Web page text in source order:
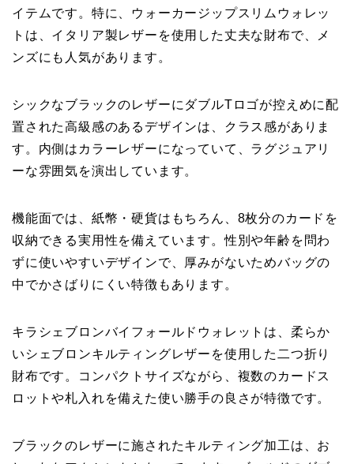
イテムです。特に、ウォーカージップスリムウォレッ
トは、イタリア製レザーを使用した丈夫な財布で、メ
ンズにも人気があります。
シックなブラックのレザーにダブルTロゴが控えめに配
置された高級感のあるデザインは、クラス感がありま
す。内側はカラーレザーになっていて、ラグジュアリ
ーな雰囲気を演出しています。
機能面では、紙幣・硬貨はもちろん、8枚分のカードを
収納できる実用性を備えています。性別や年齢を問わ
ずに使いやすいデザインで、厚みがないためバッグの
中でかさばりにくい特徴もあります。
キラシェブロンバイフォールドウォレットは、柔らか
いシェブロンキルティングレザーを使用した二つ折り
財布です。コンパクトサイズながら、複数のカードス
ロットや札入れを備えた使い勝手の良さが特徴です。
ブラックのレザーに施されたキルティング加工は、お